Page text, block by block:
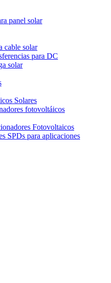
panel solar
cable solar
para DC
solar
Solares
fotovoltáicos
Fotovoltaicos
SPDs para aplicaciones